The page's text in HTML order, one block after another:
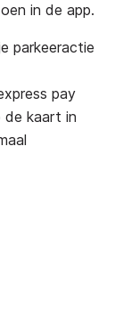
in de app.
parkeeractie
pay
de kaart in